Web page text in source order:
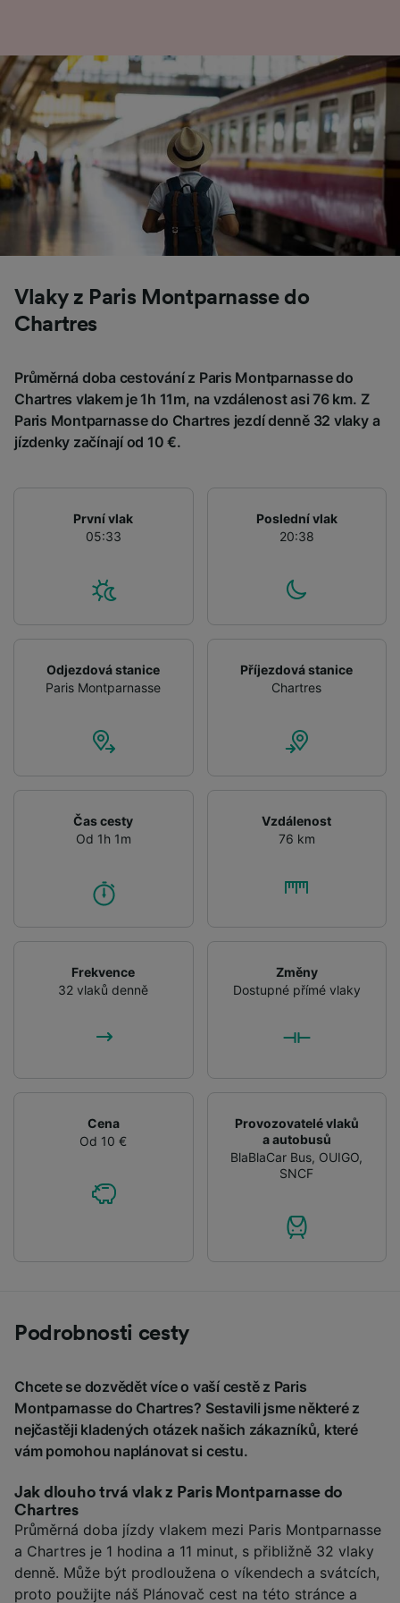
Vlaky z Paris Montparnasse do
Chartres
Průměrná doba cestování z Paris Montparnasse do
Chartres vlakem je 1h 11m, na vzdálenost asi 76 km. Z
Paris Montparnasse do Chartres jezdí denně 32 vlaky a
jízdenky začínají od 10 €.
První vlak
05:33
Poslední vlak
20:38
Odjezdová stanice
Paris Montparnasse
Příjezdová stanice
Chartres
Čas cesty
Od 1h 1m
Vzdálenost
76 km
Frekvence
32 vlaků denně
Změny
Dostupné přímé vlaky
Cena
Od 10 €
Provozovatelé vlaků
a autobusů
BlaBlaCar Bus, OUIGO,
SNCF
Podrobnosti cesty
Chcete se dozvědět více o vaší cestě z Paris
Montparnasse do Chartres? Sestavili jsme některé z
nejčastěji kladených otázek našich zákazníků, které
vám pomohou naplánovat si cestu.
Jak dlouho trvá vlak z Paris Montparnasse do
Chartres
Průměrná doba jízdy vlakem mezi Paris Montparnasse
a Chartres je 1 hodina a 11 minut, s přibližně 32 vlaky
denně. Může být prodloužena o víkendech a svátcích,
proto použijte náš Plánovač cest na této stránce a